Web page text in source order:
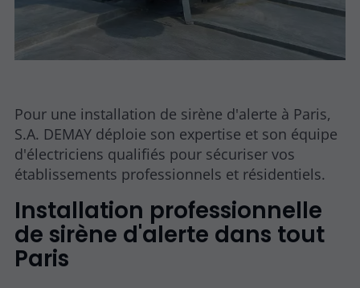
Pour une installation de sirène d'alerte à Paris,
S.A. DEMAY déploie son expertise et son équipe
d'électriciens qualifiés pour sécuriser vos
établissements professionnels et résidentiels.
Installation professionnelle
de sirène d'alerte dans tout
Paris